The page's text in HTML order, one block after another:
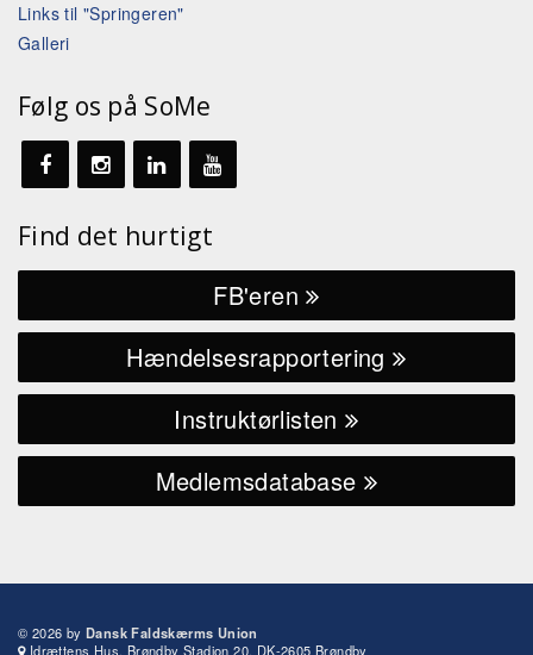
Links til "Springeren"
Galleri
Følg os på SoMe
Find det hurtigt
FB'eren
Hændelsesrapportering
Instruktørlisten
Medlemsdatabase
© 2026 by Dansk Faldskærms Union
Idrættens Hus, Brøndby Stadion 20, DK-2605 Brøndby